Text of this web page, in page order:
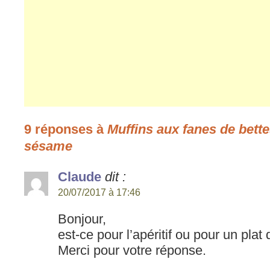
9 réponses à Muffins aux fanes de
sésame
Claude dit :
20/07/2017 à 17:46
Bonjour,
est-ce pour l’apéritif ou pour un plat
Merci pour votre réponse.